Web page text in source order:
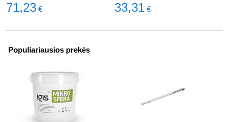
71,23 € 33,31 €
Populiariausios prekės